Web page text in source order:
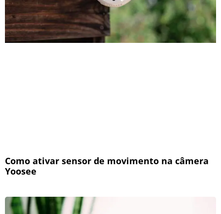
Como ativar sensor de movimento na câmera
Yoosee